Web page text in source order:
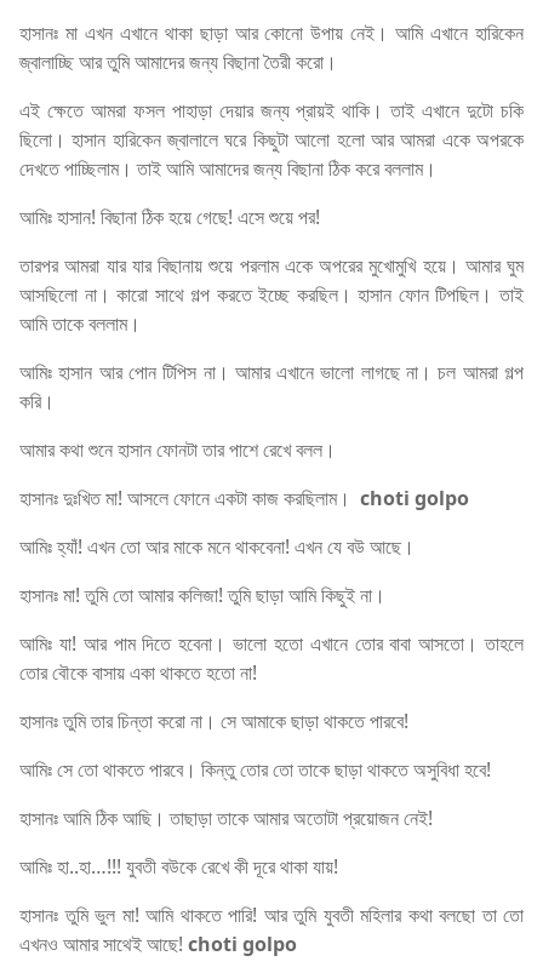
হাসানঃ মা এখন এখানে থাকা ছাড়া আর কোনো উপায় নেই। আমি এখানে হারিকেন
জ্বালাচ্ছি আর তুমি আমাদের জন্য বিছানা তৈরী করো।
এই ক্ষেতে আমরা ফসল পাহাড়া দেয়ার জন্য প্রায়ই থাকি। তাই এখানে দুটো চকি
ছিলো। হাসান হারিকেন জ্বালালে ঘরে কিছুটা আলো হলো আর আমরা একে অপরকে
দেখতে পাচ্ছিলাম। তাই আমি আমাদের জন্য বিছানা ঠিক করে বললাম।
আমিঃ হাসান! বিছানা ঠিক হয়ে গেছে! এসে শুয়ে পর!
তারপর আমরা যার যার বিছানায় শুয়ে পরলাম একে অপরের মুখোমুখি হয়ে। আমার ঘুম
আসছিলো না। কারো সাথে গল্প করতে ইচ্ছে করছিল। হাসান ফোন টিপছিল। তাই
আমি তাকে বললাম।
আমিঃ হাসান আর পোন টিপিস না। আমার এখানে ভালো লাগছে না। চল আমরা গল্প
করি।
আমার কথা শুনে হাসান ফোনটা তার পাশে রেখে বলল।
হাসানঃ দুঃখিত মা! আসলে ফোনে একটা কাজ করছিলাম। choti golpo
আমিঃ হ্যাঁ! এখন তো আর মাকে মনে থাকবেনা! এখন যে বউ আছে।
হাসানঃ মা! তুমি তো আমার কলিজা! তুমি ছাড়া আমি কিছুই না।
আমিঃ যা! আর পাম দিতে হবেনা। ভালো হতো এখানে তোর বাবা আসতো। তাহলে
তোর বৌকে বাসায় একা থাকতে হতো না!
হাসানঃ তুমি তার চিন্তা করো না। সে আমাকে ছাড়া থাকতে পারবে!
আমিঃ সে তো থাকতে পারবে। কিন্তু তোর তো তাকে ছাড়া থাকতে অসুবিধা হবে!
হাসানঃ আমি ঠিক আছি। তাছাড়া তাকে আমার অতোটা প্রয়োজন নেই!
আমিঃ হা..হা…!!! যুবতী বউকে রেখে কী দূরে থাকা যায়!
হাসানঃ তুমি ভুল মা! আমি থাকতে পারি! আর তুমি যুবতী মহিলার কথা বলছো তা তো
এখনও আমার সাথেই আছে! choti golpo